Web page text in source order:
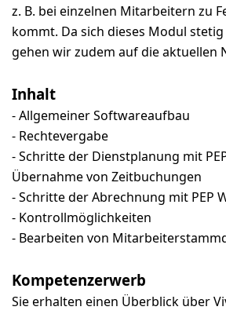
z. B. bei einzelnen Mitarbeitern zu
kommt. Da sich dieses Modul
gehen wir zudem auf die aktuellen
Inhalt
- Allgemeiner Softwareaufbau
- Rechtevergabe
- Schritte der Dienstplanung mit
Übernahme von Zeitbuchungen
- Schritte der Abrechnung mit PEP
- Kontrollmöglichkeiten
- Bearbeiten von
Kompetenzerwerb
Sie erhalten einen Überblick über